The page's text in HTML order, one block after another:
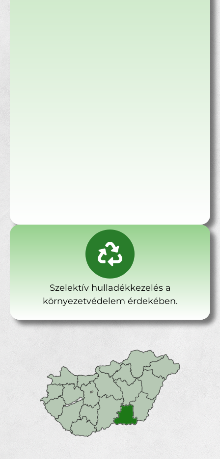
Szelektív hulladékkezelés a
környezetvédelem érdekében.